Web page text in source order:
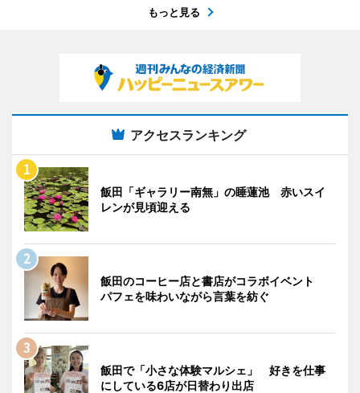
もっと見る
アクセスランキング
飯田「ギャラリー南無」の睡蓮池 赤いスイ
レンが見頃迎える
飯田のコーヒー店と書店がコラボイベント
パフェを味わいながら言葉を紡ぐ
飯田で「小さな体験マルシェ」 好きを仕事
にしている6店が日替わり出店